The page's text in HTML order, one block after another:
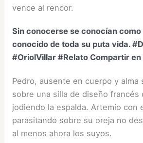
vence al rencor.
Sin conocerse se conocían como
conocido de toda su puta vida.
#OriolVillar #Relato Compartir en
Pedro, ausente en cuerpo y alma
sobre una silla de diseño francés
jodiendo la espalda. Artemio con
parasitando sobre su oreja no
al menos ahora los suyos.